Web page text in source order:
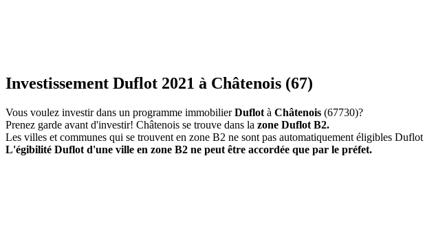
Investissement Duflot 2021 à Châtenois (67)
Vous voulez investir dans un programme immobilierDuflot à Châtenois (67730)?
Prenez garde avant d'investir! Châtenois se trouve dans la zone Duflot B2.
Les villes et communes qui se trouvent en zone B2 ne sont pas automatiquement éligibles Duflot
L'égibilité Duflot d'une ville en zone B2 ne peut être accordée que par le préfet.